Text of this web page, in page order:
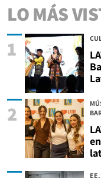
LO MÁS
1
2